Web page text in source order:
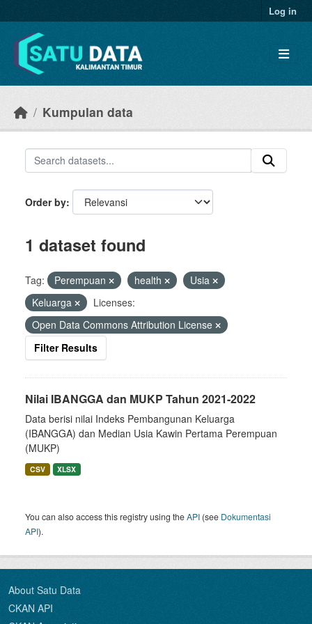
Log in
Kumpulan data
Order by
1 dataset found
Tag: Perempuan health
Usia
Keluarga
Licenses:
Open Data Commons Attribution License
Filter Results
Nilai IBANGGA dan MUKP Tahun 2021-2022
Data berisi nilai Indeks Pembangunan Keluarga
(IBANGGA) dan Median Usia Kawin Pertama Perempuan
(MUKP)
CSV XLSX
You can also access this registry using theAPI (see Dokumentasi
API).
About Satu Data
CKAN API